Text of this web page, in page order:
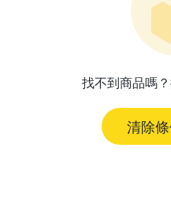
找不到商品嗎
清除